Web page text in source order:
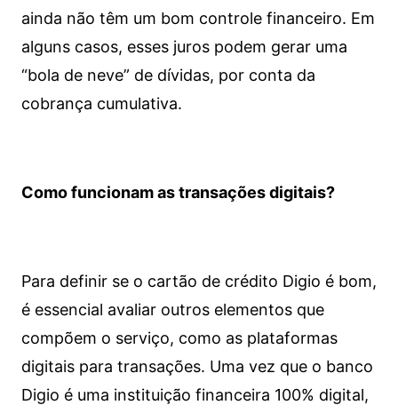
ainda não têm um bom controle financeiro. Em
alguns casos, esses juros podem gerar uma
“bola de neve” de dívidas, por conta da
cobrança cumulativa.
Como funcionam as transações digitais?
Para definir se o cartão de crédito Digio é bom,
é essencial avaliar outros elementos que
compõem o serviço, como as plataformas
digitais para transações. Uma vez que o banco
Digio é uma instituição financeira 100% digital,